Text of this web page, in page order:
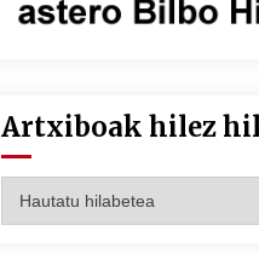
Artxiboak hilez
hilez